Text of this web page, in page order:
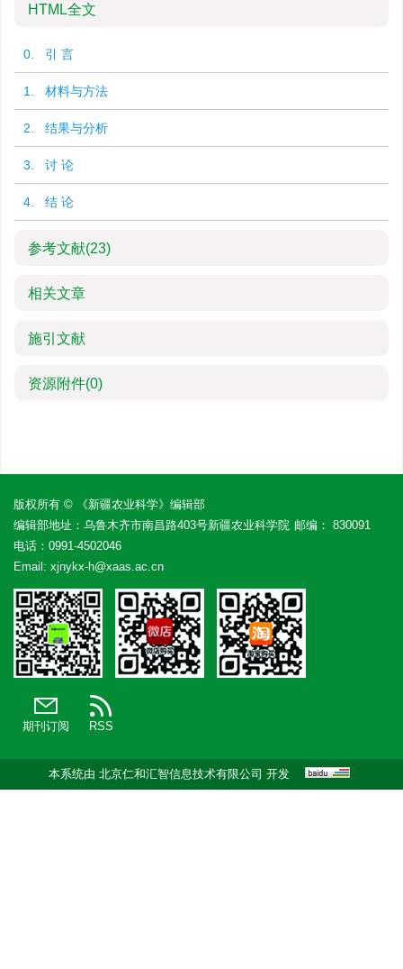
HTML全文
0. 引 言
1. 材料与方法
2. 结果与分析
3. 讨 论
4. 结 论
参考文献(23)
相关文章
施引文献
资源附件(0)
版权所有 © 《新疆农业科学》编辑部
编辑部地址：乌鲁木齐市南昌路403号新疆农业科学院 邮编： 830091
电话： 0991-4502046
Email: xjnykx-h@xaas.ac.cn
期刊订阅 RSS
本系统由 北京仁和汇智信息技术有限公司 开发